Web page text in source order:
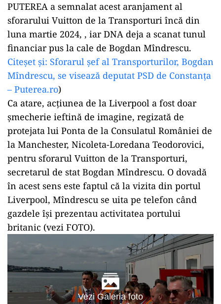
PUTEREA a semnalat acest aranjament al
sforarului Vuitton de la Transporturi încă din
luna martie 2024, , iar DNA deja a scanat tunul
financiar pus la cale de Bogdan Mîndrescu.
Citeșet și: Sforarul șef al Transporturilor, Bogdan
Mîndrescu, se visează deputat PSD de Constanța
– Puterea.ro)
Ca atare, acțiunea de la Liverpool a fost doar
șmecherie ieftină de imagine, regizată de
protejata lui Ponta de la Consulatul României de
la Manchester, Nicoleta-Loredana Teodorovici,
pentru sforarul Vuitton de la Transporturi,
secretarul de stat Bogdan Mîndrescu. O dovadă
în acest sens este faptul că la vizita din portul
Liverpool, Mîndrescu se uita pe telefon când
gazdele își prezentau activitatea portului
britanic (vezi FOTO).
Vezi Galeria foto